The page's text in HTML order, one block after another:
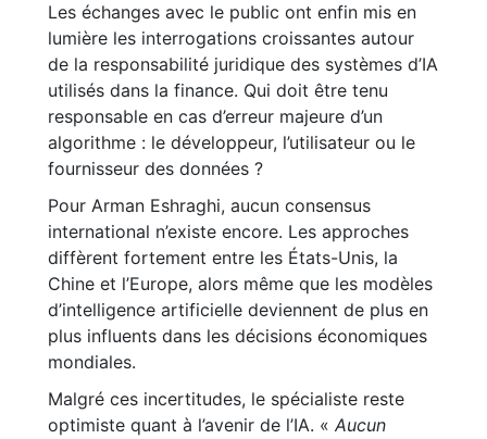
Les échanges avec le public ont enfin mis en
lumière les interrogations croissantes autour
de la responsabilité juridique des systèmes d’IA
utilisés dans la finance. Qui doit être tenu
responsable en cas d’erreur majeure d’un
algorithme : le développeur, l’utilisateur ou le
fournisseur des données ?
Pour Arman Eshraghi, aucun consensus
international n’existe encore. Les approches
diffèrent fortement entre les États-Unis, la
Chine et l’Europe, alors même que les modèles
d’intelligence artificielle deviennent de plus en
plus influents dans les décisions économiques
mondiales.
Malgré ces incertitudes, le spécialiste reste
optimiste quant à l’avenir de l’IA. « Aucun